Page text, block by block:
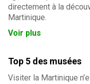
directement à la
Martinique.
Voir plus
Top 5 des musées
Visiter la Martinique